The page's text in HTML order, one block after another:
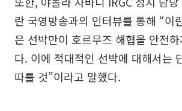
란 국영방송과의 인터뷰를 통해 “이
은 선박만이 호르무즈 해협을 안전
다. 이에 적대적인 선박에 대해서는
따를 것”이라고 말했다.